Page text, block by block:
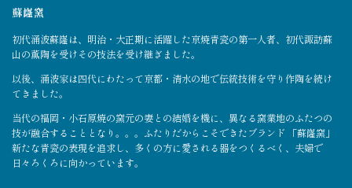
蘇嶐窯
初代涌波蘇嶐は、明治・大正期に活躍した京焼青瓷の第一人者、初代諏訪蘇
山の薫陶を受けその技法を受け継ぎました。
以後、涌波家は四代にわたって京都・清水の地で伝統技術を守り作陶を続け
てきました。
当代の福岡・小石原焼の窯元の妻との結婚を機に、異なる窯業地のふたつの
技が融合することとなり。。。ふたりだからこそできたブランド 「蘇嶐窯」
新たな青瓷の表現を追求し、多くの方に愛される器をつくるべく、夫婦で
日々ろくろに向かっています。